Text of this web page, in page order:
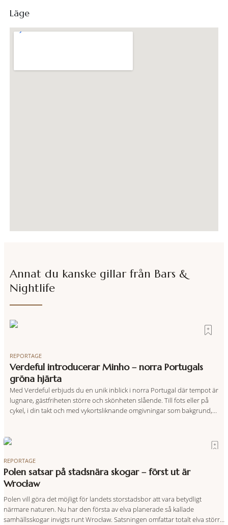
Läge
Annat du kanske gillar från Bars &
Nightlife
REPORTAGE
Verdeful introducerar Minho – norra Portugals
gröna hjärta
Med Verdeful erbjuds du en unik inblick i norra Portugal där tempot är
lugnare, gästfriheten större och skönheten slående. Till fots eller på
cykel, i din takt och med vykortsliknande omgivningar som bakgrund,
det
REPORTAGE
Polen satsar på stadsnära skogar – först ut är
Wrocław
Polen vill göra det möjligt för landets storstadsbor att vara betydligt
närmare naturen. Nu har den första av elva planerade så kallade
samhällsskogar invigts runt Wrocław. Satsningen omfattar totalt elva större